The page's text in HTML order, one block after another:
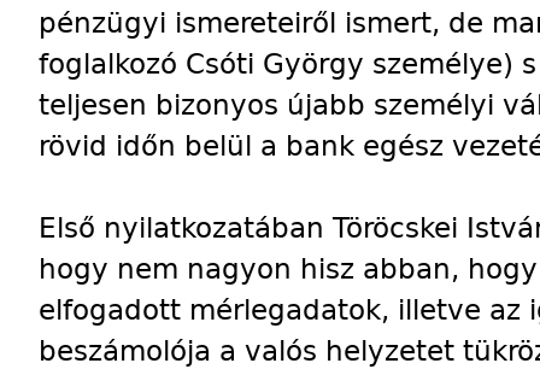
pénzügyi ismereteiről ismert, de
foglalkozó Csóti György személye)
teljesen bizonyos újabb személyi
rövid időn belül a bank egész
Első nyilatkozatában Töröcskei
hogy nem nagyon hisz abban,
elfogadott mérlegadatok, illetve az
beszámolója a valós helyzetet